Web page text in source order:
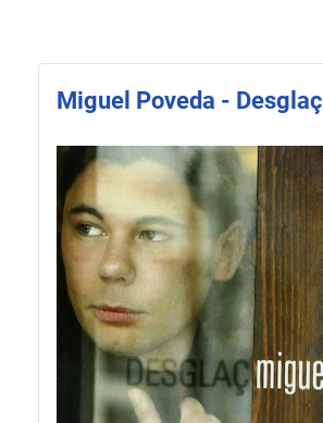
Miguel Poveda - Desglaç